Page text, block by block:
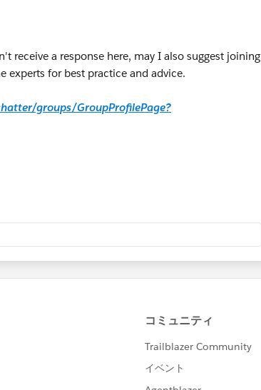
receive a response here, may I also suggest joining
experts for best practice and advice.
groups/GroupProfilePage?